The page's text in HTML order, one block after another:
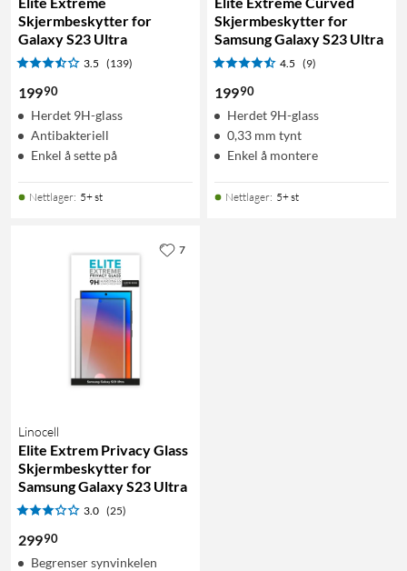
Skjermbeskytter for
Galaxy S23 Ultra
3.5 (139)
19990
Herdet 9H-glass
Antibakteriell
Enkel å sette på
Nettlager: 5+ st
Skjermbeskytter for
Samsung Galaxy S23 Ultra
4.5 (9)
19990
Herdet 9H-glass
0,33 mm tynt
Enkel å montere
Nettlager: 5+ st
Linocell
Elite Extrem Privacy Glass
Skjermbeskytter for
Samsung Galaxy S23 Ultra
3.0 (25)
29990
Begrenser synvinkelen
7